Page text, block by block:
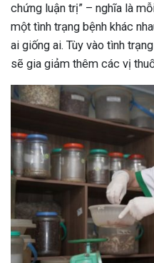
chứng luận trị” – nghĩa là
một tình trạng bệnh khác
ai giống ai. Tùy vào tình
sẽ gia giảm thêm các vị